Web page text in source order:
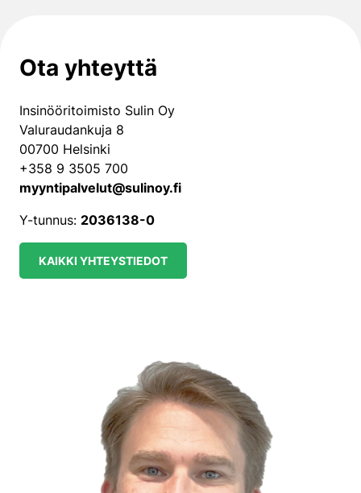
Ota yhteyttä
Insinööritoimisto Sulin Oy
Valuraudankuja 8
00700 Helsinki
+358 9 3505 700
myyntipalvelut@sulinoy.fi
Y-tunnus: 2036138-0
KAIKKI YHTEYSTIEDOT